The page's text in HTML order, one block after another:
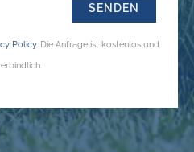
Policy. Die Anfrage ist kostenlos und